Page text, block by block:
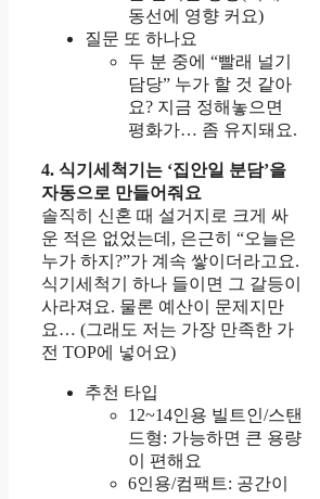
동선에 영향 커요)
질문 또 하나요
두 분 중에 “빨래 널기
담당” 누가 할 것 같아
요? 지금 정해놓으면
평화가… 좀 유지돼요.
4. 식기세척기는 ‘집안일 분담’을
자동으로 만들어줘요
솔직히 신혼 때 설거지로 크게 싸
운 적은 없었는데, 은근히 “오늘은
누가 하지?”가 계속 쌓이더라고요.
식기세척기 하나 들이면 그 갈등이
사라져요. 물론 예산이 문제지만
요… (그래도 저는 가장 만족한 가
전 TOP에 넣어요)
추천 타입
12~14인용 빌트인/스탠
드형: 가능하면 큰 용량
이 편해요
6인용/컴팩트: 공간이